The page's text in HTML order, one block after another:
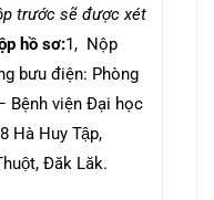
trước sẽ được xét
hồ sơ:1, Nộp
bưu điện: Phòng
Bệnh viện Đại học
Hà Huy Tập,
Đăk Lăk.